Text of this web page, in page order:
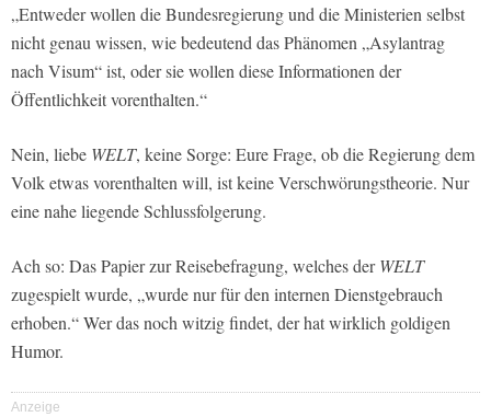
„Entweder wollen die Bundesregierung und die Ministerien selbst
nicht genau wissen, wie bedeutend das Phänomen „Asylantrag
nach Visum“ ist, oder sie wollen diese Informationen der
Öffentlichkeit vorenthalten.“
Nein, liebe WELT, keine Sorge: Eure Frage, ob die Regierung dem
Volk etwas vorenthalten will, ist keine Verschwörungstheorie. Nur
eine nahe liegende Schlussfolgerung.
Ach so: Das Papier zur Reisebefragung, welches derWELT
zugespielt wurde, „wurde nur für den internen Dienstgebrauch
erhoben.“ Wer das noch witzig findet, der hat wirklich goldigen
Humor.
Anzeige